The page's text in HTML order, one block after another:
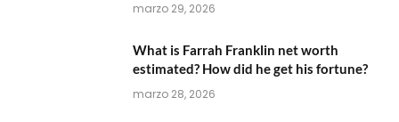
marzo 29, 2026
What is Farrah Franklin net worth
estimated? How did he get his fortune?
marzo 28, 2026